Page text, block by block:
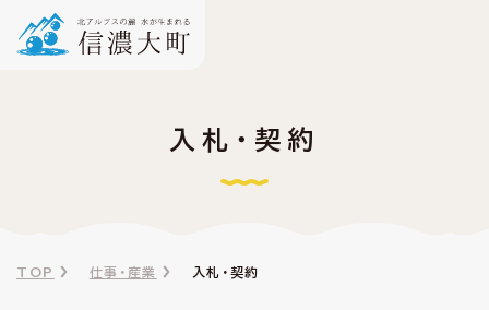
入札・契約
TOP 仕事・産業 入札・契約